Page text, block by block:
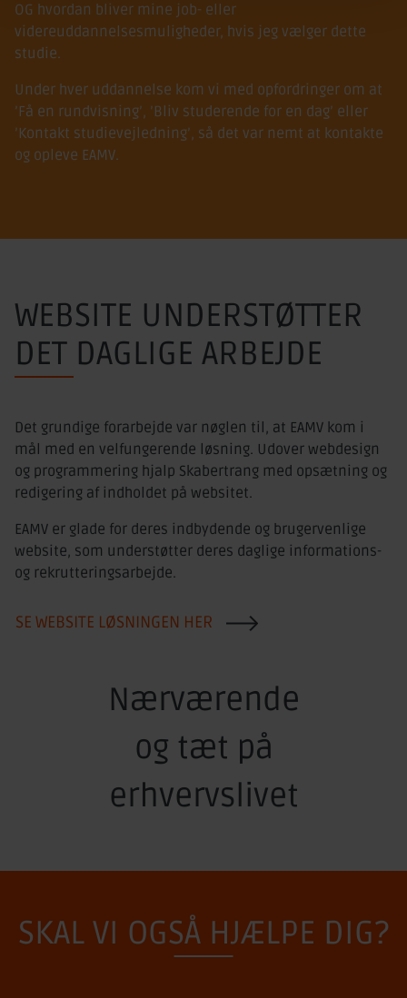
OG hvordan bliver mine job- eller
videreuddannelsesmuligheder, hvis jeg vælger dette
studie.
Under hver uddannelse kom vi med opfordringer om at
’Få en rundvisning’, ’Bliv studerende for en dag’ eller
’Kontakt studievejledning’, så det var nemt at kontakte
og opleve EAMV.
WEBSITE UNDERSTØTTER
DET DAGLIGE ARBEJDE
Det grundige forarbejde var nøglen til, at EAMV kom i
mål med en velfungerende løsning. Udover webdesign
og programmering hjalp Skabertrang med opsætning og
redigering af indholdet på websitet.
EAMV er glade for deres indbydende og brugervenlige
website, som understøtter deres daglige informations-
og rekrutteringsarbejde.
SE WEBSITE LØSNINGEN HER
Nærværende
og tæt på
erhvervslivet
SKAL VI OGSÅ HJÆLPE DIG?